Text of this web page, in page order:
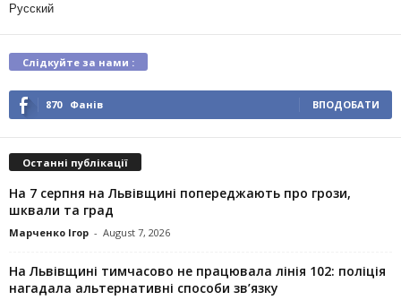
Русский
Слідкуйте за нами :
870 Фанів ВПОДОБАТИ
Останні публікації
На 7 серпня на Львівщині попереджають про грози,
шквали та град
Марченко Ігор - August 7, 2026
На Львівщині тимчасово не працювала лінія 102: поліція
нагадала альтернативні способи зв’язку